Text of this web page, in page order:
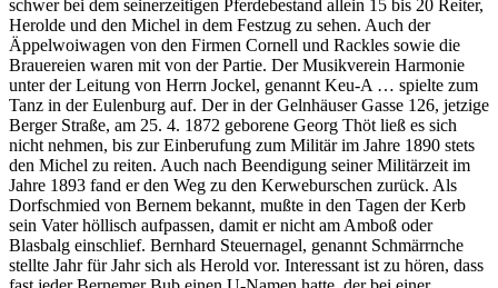
schwer bei dem seinerzeitigen Pferdebestand allein 15 bis 20 Reiter,
Herolde und den Michel in dem Festzug zu sehen. Auch der
Äppelwoiwagen von den Firmen Cornell und Rackles sowie die
Brauereien waren mit von der Partie. Der Musikverein Harmonie
unter der Leitung von Herrn Jockel, genannt Keu-A … spielte zum
Tanz in der Eulenburg auf. Der in der Gelnhäuser Gasse 126, jetzige
Berger Straße, am 25. 4. 1872 geborene Georg Thöt ließ es sich
nicht nehmen, bis zur Einberufung zum Militär im Jahre 1890 stets
den Michel zu reiten. Auch nach Beendigung seiner Militärzeit im
Jahre 1893 fand er den Weg zu den Kerweburschen zurück. Als
Dorfschmied von Bernem bekannt, mußte in den Tagen der Kerb
sein Vater höllisch aufpassen, damit er nicht am Amboß oder
Blasbalg einschlief. Bernhard Steuernagel, genannt Schmärrnche
stellte Jahr für Jahr sich als Herold vor. Interessant ist zu hören, dass